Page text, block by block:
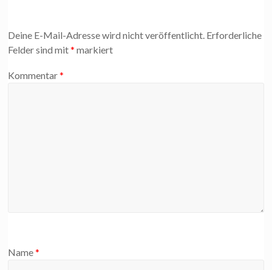
Deine E-Mail-Adresse wird nicht veröffentlicht. Erforderliche
Felder sind mit* markiert
Kommentar*
Name*